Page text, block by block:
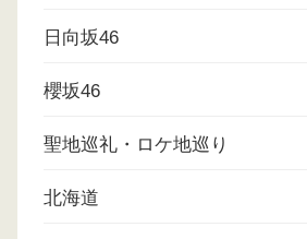
日向坂46
櫻坂46
聖地巡礼・ロケ地巡り
北海道